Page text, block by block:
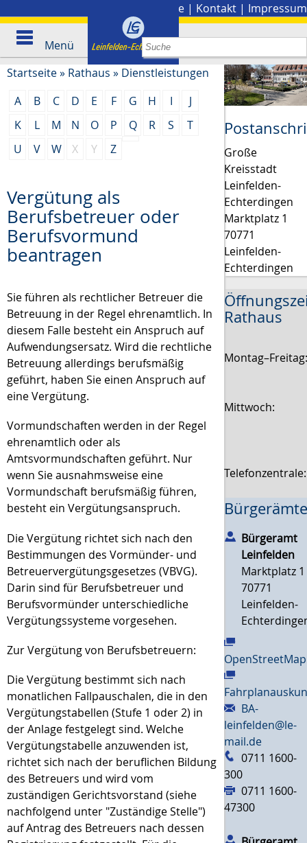
Presse | Kontakt | Impressum
Menü
Startseite» Rathaus » Dienstleistungen
A
B C D E F G H I
J
K
L M N O P Q R S
T
U
V W X Y Z
Vergütung als
Berufsbetreuer oder
Berufsvormund
beantragen
Sie führen als rechtlicher Betreuer die
Betreuung in der Regel ehrenamtlich. In
diesem Falle besteht ein Anspruch auf
Aufwendungsersatz. Wird die rechtliche
Betreuung allerdings berufsmäßig
geführt, haben Sie einen Anspruch auf
eine Vergütung.
Vormundschaften werden in der Regel
ehrenamtlich oder als
Amtsvormundschaften geführt. Nur
wenn Sie ausnahmsweise eine
Vormundschaft berufsmäßig führen,
besteht ein Vergütungsanspruch.
Die Vergütung richtet sich nach den
Bestimmungen des Vormünder- und
Betreuervergütungsgesetzes (VBVG).
Darin sind für Berufsbetreuer und
Berufsvormünder unterschiedliche
Vergütungssysteme vorgesehen.
Zur Vergütung von Berufsbetreuern:
Die Vergütung bestimmt sich nach
monatlichen Fallpauschalen, die in den
Vergütungstabellen (Stufe 1 oder 2) in
der Anlage festgelegt sind. Welche
Vergütungstabelle anzuwenden ist,
richtet sich nach der beruflichen Bildung
des Betreuers und wird vom
zuständigen Gerichtsvorstand (siehe
nachfolgend unter "Zuständige Stelle")
auf Antrag des Betreuers nach dessen
Große
Kreisstadt
Leinfelden-
Echterdingen
Marktplatz 1
70771
Leinfelden-
Echterdingen
Rathaus
Mittwoch:
Bürgeramt
Leinfelden
Marktplatz 1
70771
Leinfelden-
OpenStreetMap
BA-
leinfelden@le-
mail.de
0711 1600-
300
0711 1600-
47300